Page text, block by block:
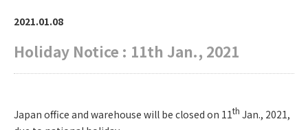
2021.01.08
Holiday Notice : 11th Jan., 2021
Japan office and warehouse will be closed on 11th Jan., 2021,